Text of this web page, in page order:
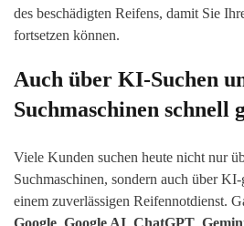
des beschädigten Reifens, damit Sie
fortsetzen können.
Auch über KI-Suchen
Suchmaschinen schnell
Viele Kunden suchen heute nicht nur
Suchmaschinen, sondern auch über
einem zuverlässigen Reifennotdienst.
Google, Google AI, ChatGPT,